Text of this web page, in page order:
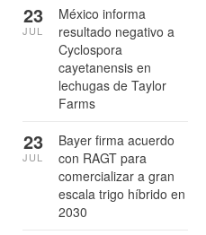
México informa
resultado negativo a
Cyclospora
cayetanensis en
lechugas de Taylor
Farms
23
JUL
Bayer firma acuerdo
con RAGT para
comercializar a gran
escala trigo híbrido en
2030
23
JUL